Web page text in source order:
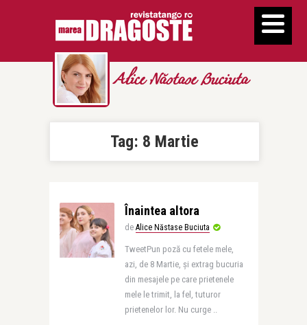
Alice Năstase Buciuta
Tag: 8 Martie
Înaintea altora
de Alice Năstase Buciuta
TweetPun poză cu fetele mele,
azi, de 8 Martie, și extrag bucuria
din mesajele pe care prietenele
mele le trimit, la fel, tuturor
prietenelor lor. Nu curge ..